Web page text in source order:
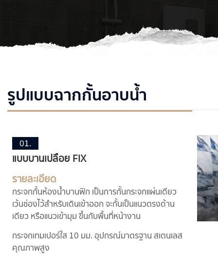
รูปแบบฉากกั้นอาบน้ำ
01.
แบบบานเปลือย FIX
รายละเอียด
กระจกกั้นห้องน้ำบานฟิก เป็นการกั้นกระจกแผ่นเดียว
เว้นช่องไว้สำหรับเดินเข้าออก จะกั้นเป็นแนวตรงด้าน
เดียว หรือแนวเข้ามุม ขึ้นกับพื้นที่หน้างาน
กระจกเทมเปอร์ใส 10 มม. อุปกรณ์มาตรฐาน สเตนเลส
คุณภาพสูง